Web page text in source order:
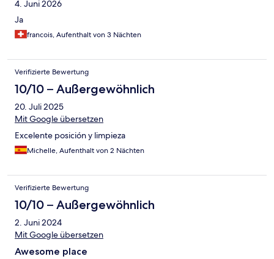
4. Juni 2026
Ja
francois, Aufenthalt von 3 Nächten
Verifizierte Bewertung
10/10 – Außergewöhnlich
20. Juli 2025
Mit Google übersetzen
Excelente posición y limpieza
Michelle, Aufenthalt von 2 Nächten
Verifizierte Bewertung
10/10 – Außergewöhnlich
2. Juni 2024
Mit Google übersetzen
Awesome place